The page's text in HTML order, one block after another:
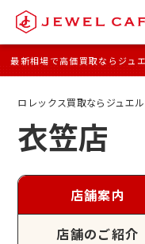
最新相場で高価買取ならジュ
ロレックス買取ならジュエ
衣笠店
店舗案内
店舗のご紹介